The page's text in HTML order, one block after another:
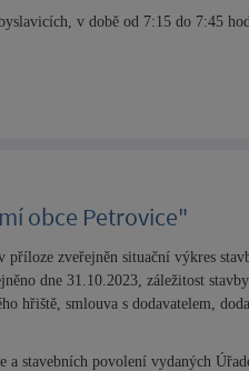
v době od 7:15 do 7:45
obce Petrovice"
příloze zveřejněn situační výkres
dne 31.10.2023, záležitost
hřiště, smlouva s dodavatelem,
a stavebních povolení vydaných